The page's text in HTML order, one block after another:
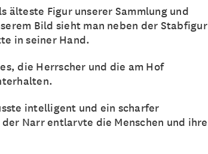
älteste Figur unserer Sammlung und
Bild sieht man neben der Stabfigur
in seiner Hand.
die Herrscher und die am Hof
intelligent und ein scharfer
Narr entlarvte die Menschen und ihre